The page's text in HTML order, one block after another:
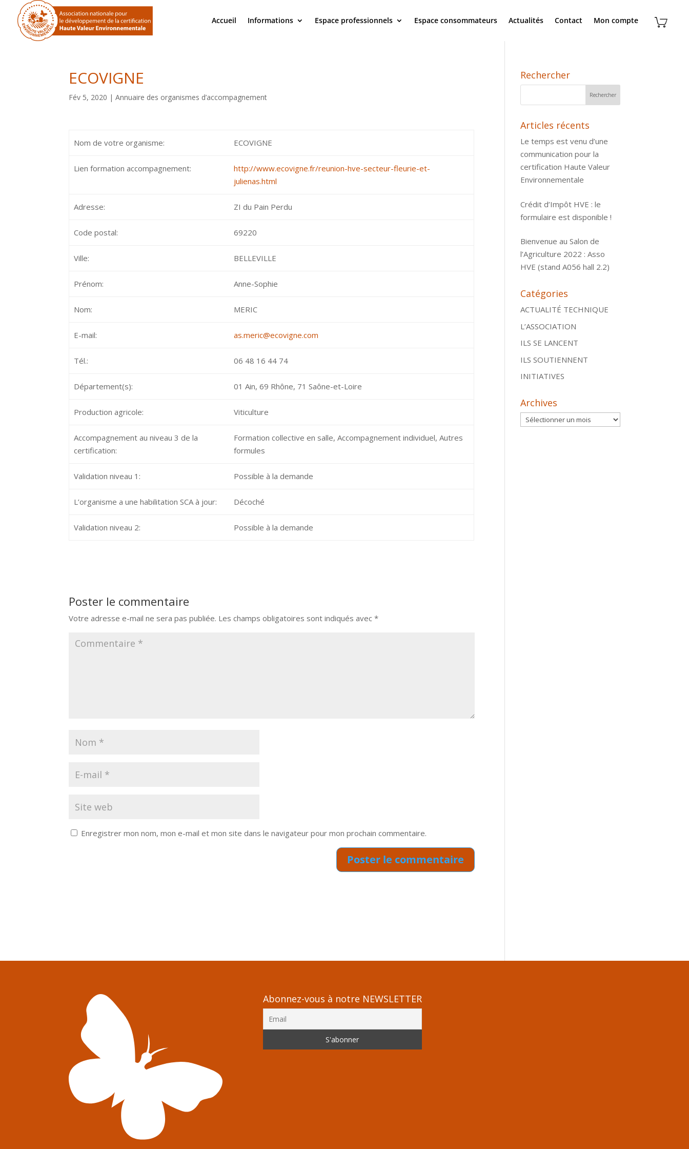
Accueil Informations Espace professionnels Espace consommateurs Actualités Contact Mon compte
ECOVIGNE
Fév 5, 2020 |Annuaire des organismes d’accompagnement
Nom de votre organisme: ECOVIGNE
Lien formation accompagnement:
http://www.ecovigne.fr/reunion-hve-secteur-fleurie-et-
julienas.html
Adresse: ZI du Pain Perdu
Code postal: 69220
Ville: BELLEVILLE
Prénom: Anne-Sophie
Nom: MERIC
E-mail: as.meric@ecovigne.com
Tél.: 06 48 16 44 74
Département(s): 01 Ain, 69 Rhône, 71 Saône-et-Loire
Production agricole: Viticulture
Accompagnement au niveau 3 de la
certification:
Formation collective en salle, Accompagnement individuel, Autres
formules
Validation niveau 1: Possible à la demande
L’organisme a une habilitation SCA à jour: Décoché
Validation niveau 2: Possible à la demande
Poster le commentaire
Votre adresse e-mail ne sera pas publiée. Les champs obligatoires sont indiqués avec*
Enregistrer mon nom, mon e-mail et mon site dans le navigateur pour mon prochain commentaire.
Rechercher
Articles récents
Le temps est venu d’une
communication pour la
certification Haute Valeur
Environnementale
Crédit d’Impôt HVE : le
formulaire est disponible !
Bienvenue au Salon de
l’Agriculture 2022 : Asso
HVE (stand A056 hall 2.2)
Catégories
ACTUALITÉ TECHNIQUE
L’ASSOCIATION
ILS SE LANCENT
ILS SOUTIENNENT
INITIATIVES
Archives
Archives
Abonnez-vous à notre NEWSLETTER